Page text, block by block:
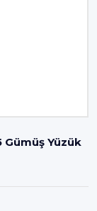
Gümüş Yüzük